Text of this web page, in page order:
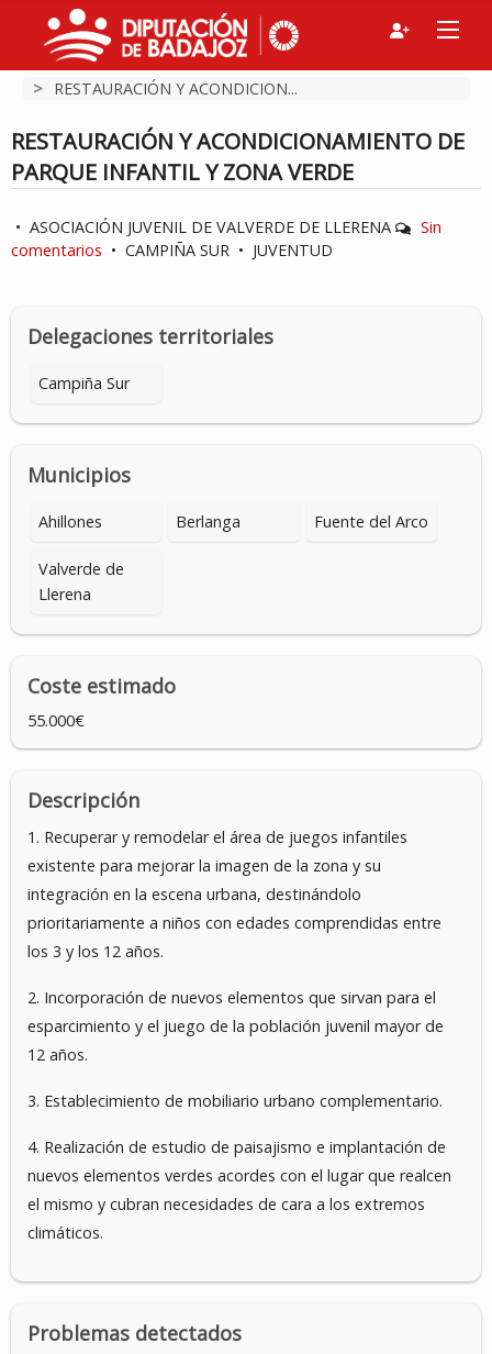
> RESTAURACIÓN Y ACONDICION...
RESTAURACIÓN Y ACONDICIONAMIENTO DE
PARQUE INFANTIL Y ZONA VERDE
• ASOCIACIÓN JUVENIL DE VALVERDE DE LLERENA
Sin
comentarios • CAMPIÑA SUR • JUVENTUD
Delegaciones territoriales
Campiña Sur
Municipios
Ahillones Berlanga Fuente del Arco
Valverde de
Llerena
Coste estimado
55.000€
Descripción
1. Recuperar y remodelar el área de juegos infantiles
existente para mejorar la imagen de la zona y su
integración en la escena urbana, destinándolo
prioritariamente a niños con edades comprendidas entre
los 3 y los 12 años.
2. Incorporación de nuevos elementos que sirvan para el
esparcimiento y el juego de la población juvenil mayor de
12 años.
3. Establecimiento de mobiliario urbano complementario.
4. Realización de estudio de paisajismo e implantación de
nuevos elementos verdes acordes con el lugar que realcen
el mismo y cubran necesidades de cara a los extremos
climáticos.
Problemas detectados